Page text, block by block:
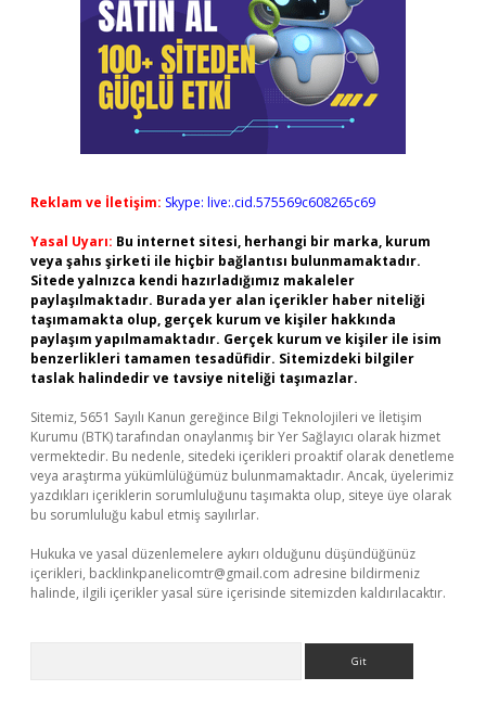
Reklam ve İletişim: Skype: live:.cid.575569c608265c69
Yasal Uyarı: Bu internet sitesi, herhangi bir marka, kurum
veya şahıs şirketi ile hiçbir bağlantısı bulunmamaktadır.
Sitede yalnızca kendi hazırladığımız makaleler
paylaşılmaktadır. Burada yer alan içerikler haber niteliği
taşımamakta olup, gerçek kurum ve kişiler hakkında
paylaşım yapılmamaktadır. Gerçek kurum ve kişiler ile isim
benzerlikleri tamamen tesadüfidir. Sitemizdeki bilgiler
taslak halindedir ve tavsiye niteliği taşımazlar.
Sitemiz, 5651 Sayılı Kanun gereğince Bilgi Teknolojileri ve İletişim
Kurumu (BTK) tarafından onaylanmış bir Yer Sağlayıcı olarak hizmet
vermektedir. Bu nedenle, sitedeki içerikleri proaktif olarak denetleme
veya araştırma yükümlülüğümüz bulunmamaktadır. Ancak, üyelerimiz
yazdıkları içeriklerin sorumluluğunu taşımakta olup, siteye üye olarak
bu sorumluluğu kabul etmiş sayılırlar.
Hukuka ve yasal düzenlemelere aykırı olduğunu düşündüğünüz
içerikleri, backlinkpanelicomtr@gmail.com adresine bildirmeniz
halinde, ilgili içerikler yasal süre içerisinde sitemizden kaldırılacaktır.